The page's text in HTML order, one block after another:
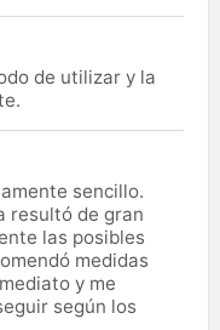
de utilizar y la
sencillo.
resultó de gran
las posibles
medidas
y me
según los